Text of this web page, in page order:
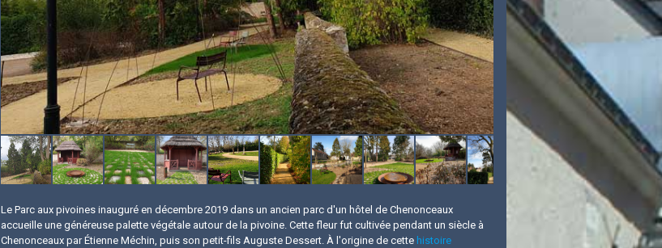
Le Parc aux pivoines inauguré en décembre 2019 dans un ancien parc d'un hôtel de Chenonceaux
accueille une généreuse palette végétale autour de la pivoine. Cette fleur fut cultivée pendant un siècle à
Chenonceaux par Étienne Méchin, puis son petit-fils Auguste Dessert. À l'origine de cette histoire